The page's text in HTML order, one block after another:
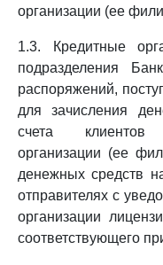
организации (ее
1.3. Кредитные
подразделения
распоряжений,
для зачисления
счета клиентов
организации (ее
денежных средств
отправителях с
организации
соответствующего